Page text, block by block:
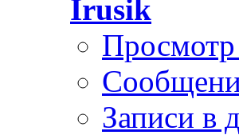
Irusik
Записи в